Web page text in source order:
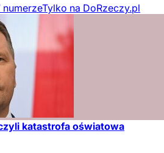
numerzeTylko na DoRzeczy.pl
katastrofa oświatowa